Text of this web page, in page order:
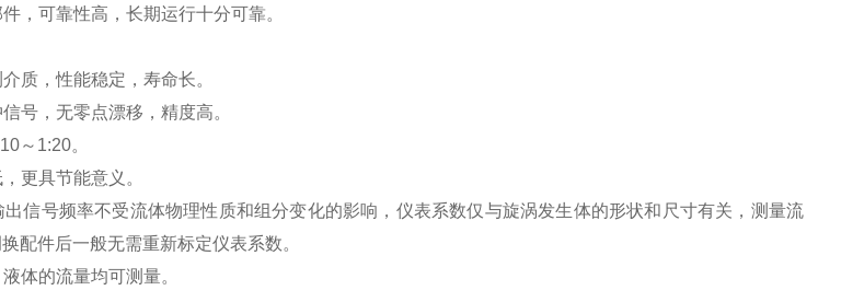
，可靠性高，长期运行十分可靠。
质，性能稳定，寿命长。
号，无零点漂移，精度高。
～1:20。
更具节能意义。
出信号频率不受流体物理性质和组分变化的影响，仪表系数仅与旋涡发生体的形状和尺寸有关，测量流
配件后一般无需重新标定仪表系数。
体的流量均可测量。